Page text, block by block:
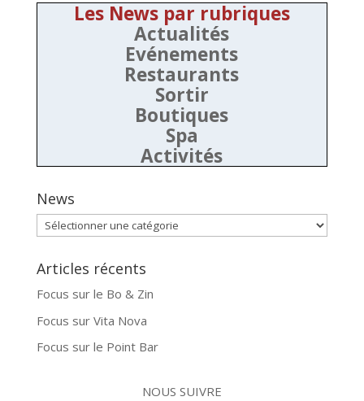
Les News par rubriques
Actualités
Evénements
Restaurants
Sortir
Boutiques
Spa
Activités
News
News
Articles récents
Focus sur le Bo & Zin
Focus sur Vita Nova
Focus sur le Point Bar
NOUS SUIVRE